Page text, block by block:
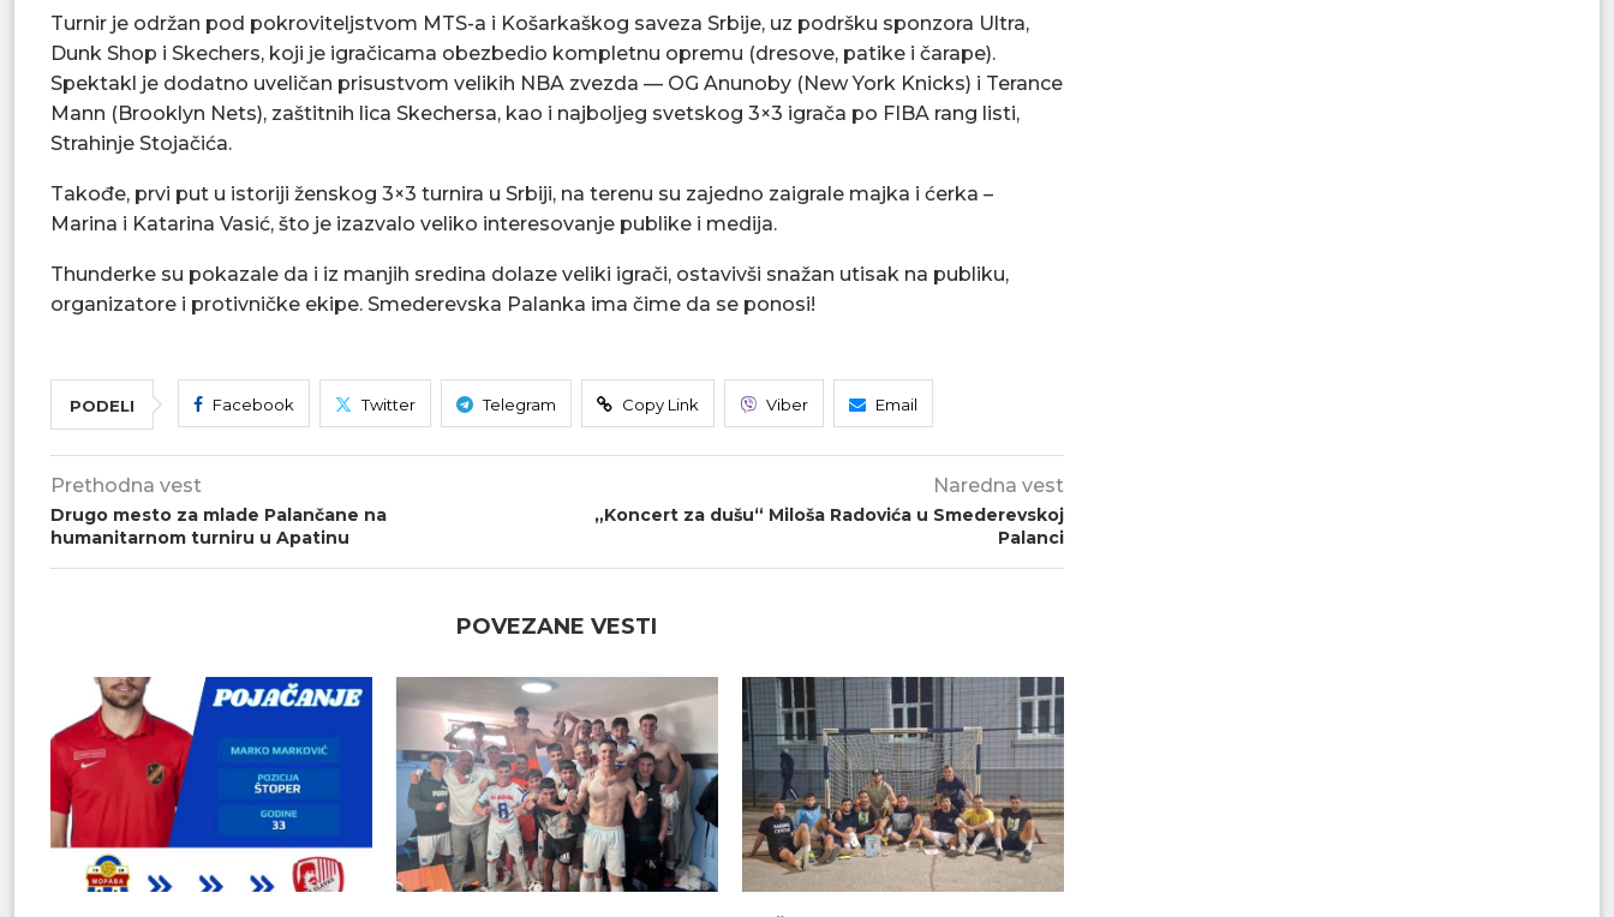
Turnir je održan pod pokroviteljstvom MTS-a i Košarkaškog saveza Srbije, uz podršku sponzora Ultra,
Dunk Shop i Skechers, koji je igračicama obezbedio kompletnu opremu (dresove, patike i čarape).
Spektakl je dodatno uveličan prisustvom velikih NBA zvezda — OG Anunoby (New York Knicks) i Terance
Mann (Brooklyn Nets), zaštitnih lica Skechersa, kao i najboljeg svetskog 3×3 igrača po FIBA rang listi,
Strahinje Stojačića.
Takođe, prvi put u istoriji ženskog 3×3 turnira u Srbiji, na terenu su zajedno zaigrale majka i ćerka –
Marina i Katarina Vasić, što je izazvalo veliko interesovanje publike i medija.
Thunderke su pokazale da i iz manjih sredina dolaze veliki igrači, ostavivši snažan utisak na publiku,
organizatore i protivničke ekipe. Smederevska Palanka ima čime da se ponosi!
PODELI Facebook Twitter Telegram Copy Link Viber Email
Prethodna vest
Drugo mesto za mlade Palančane na
humanitarnom turniru u Apatinu
Naredna vest
„Koncert za dušu“ Miloša Radovića u Smederevskoj
Palanci
POVEZANE VESTI